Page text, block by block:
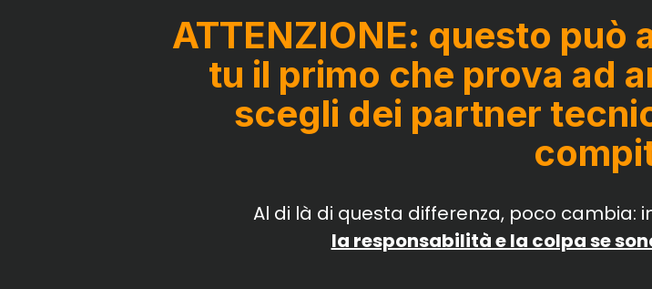
ATTENZIONE: questo può
tu il primo che prova ad
scegli dei partner
Al di là di questa differenza, poco cambia:
la responsabilità e la colpa se